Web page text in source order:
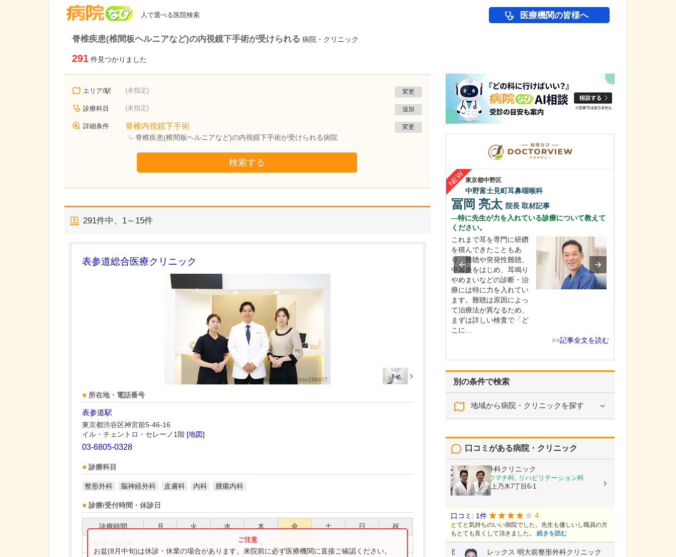
人で選べる医院検索 医療機関の皆様へ
脊椎疾患(椎間板ヘルニアなど)の内視鏡下手術が受けられる 病院・クリニック
291 件見つかりました
エリア/駅 (未指定) 変更
診療科目 (未指定) 追加
詳細条件 脊椎内視鏡下手術
脊椎疾患(椎間板ヘルニアなど)の内視鏡下手術が受けられる病院
変更
検索する
291件中、 1～15件
表参道総合医療クリニック
所在地・電話番号
表参道駅
東京都渋谷区神宮前5-46-16
イル・チェントロ・セレーノ1階 [地図]
03-6805-0328
診療科目
整形外科 脳神経外科 皮膚科 内科 腫瘍内科
診療/受付時間・休診日
診療時間 月 火 水 木 金 土 日 祝
お盆(8月中旬)は休診・休業の場合があります。来院前に必ず医療機関に直接ご確認ください。
別の条件で検索
地域から病院・クリニックを探す
口コミがある病院・クリニック
かもと整形外科クリニック
整形外科, リウマチ科, リハビリテーション科
島根県松江市上乃木7丁目6-1
口コミ: 1件 4
とてと気持ちのいい病院でした。先生も優しいし職員の方
もとても良くして頂きました。 続きを読む
医療法人アレックス 明大前整形外科クリニック
表参道総合医療クリニック
田中 聡院長取材記事
りにくい症状や難治性の
疾患などに対しては、再
生医療を含めた自費診…
東京都中野区
中野富士見町耳鼻咽喉科
冨岡 亮太 院長 取材記事
特に先生が力を入れている診療について教えて
ください。
これまで耳を専門に研鑽
を積んできたこともあ
り、難聴や突発性難聴、
中耳炎をはじめ、耳鳴り
やめまいなどの診断・治
療には特に力を入れてい
ます。難聴は原因によっ
て治療法が異なるため、
まずは詳しい検査で「ど
こに…
>>記事全文を読む